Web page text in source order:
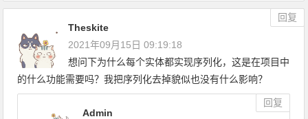
Theskite
回复
2021年09月15日 09:19:18
想问下为什么每个实体都实现序列化，这是在项目中
的什么功能需要吗？我把序列化去掉貌似也没有什么影响？
Admin
回复